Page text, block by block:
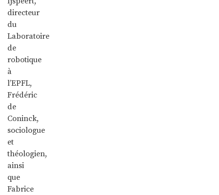
directeur
du
Laboratoire
de
robotique
à
l’EPFL,
Frédéric
de
Coninck,
sociologue
et
théologien,
ainsi
que
Fabrice